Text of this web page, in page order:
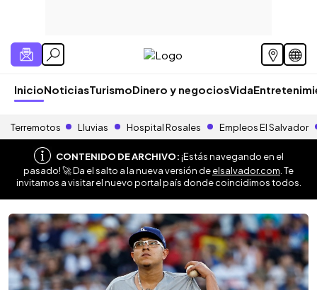
InicioNoticiasTurismoDinero y negociosVida
Terremotos Lluvias Hospital Rosales Empleos El Salvador
CONTENIDO DE ARCHIVO:¡Estás navegando en el
pasado! 🚀 Da el salto a la nueva versión deelsalvador.com . Te
invitamos a visitar el nuevo portal país donde coincidimos todos.